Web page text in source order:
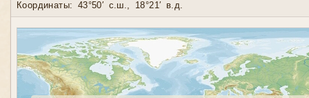
Координаты: 43°50′ с.ш., 18°21′ в.д.